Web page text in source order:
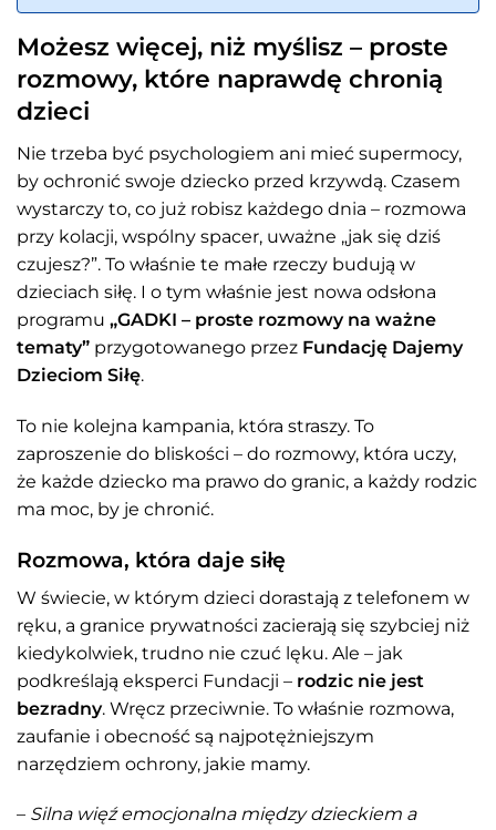
Możesz więcej, niż myślisz – proste
rozmowy, które naprawdę chronią
dzieci
Nie trzeba być psychologiem ani mieć supermocy,
by ochronić swoje dziecko przed krzywdą. Czasem
wystarczy to, co już robisz każdego dnia – rozmowa
przy kolacji, wspólny spacer, uważne „jak się dziś
czujesz?”. To właśnie te małe rzeczy budują w
dzieciach siłę. I o tym właśnie jest nowa odsłona
programu „GADKI – proste rozmowy na ważne
tematy” przygotowanego przez Fundację Dajemy
Dzieciom Siłę.
To nie kolejna kampania, która straszy. To
zaproszenie do bliskości – do rozmowy, która uczy,
że każde dziecko ma prawo do granic, a każdy rodzic
ma moc, by je chronić.
Rozmowa, która daje siłę
W świecie, w którym dzieci dorastają z telefonem w
ręku, a granice prywatności zacierają się szybciej niż
kiedykolwiek, trudno nie czuć lęku. Ale – jak
podkreślają eksperci Fundacji – rodzic nie jest
bezradny. Wręcz przeciwnie. To właśnie rozmowa,
zaufanie i obecność są najpotężniejszym
narzędziem ochrony, jakie mamy.
– Silna więź emocjonalna między dzieckiem a